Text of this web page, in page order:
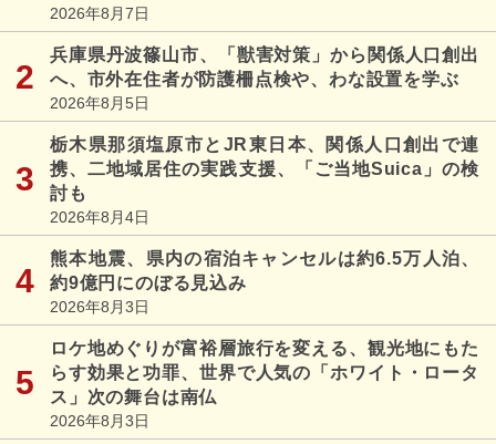
2026年8月7日
兵庫県丹波篠山市、「獣害対策」から関係人口創出
へ、市外在住者が防護柵点検や、わな設置を学ぶ
2026年8月5日
栃木県那須塩原市とJR東日本、関係人口創出で連
携、二地域居住の実践支援、「ご当地Suica」の検
討も
2026年8月4日
熊本地震、県内の宿泊キャンセルは約6.5万人泊、
約9億円にのぼる見込み
2026年8月3日
ロケ地めぐりが富裕層旅行を変える、観光地にもた
らす効果と功罪、世界で人気の「ホワイト・ロータ
ス」次の舞台は南仏
2026年8月3日